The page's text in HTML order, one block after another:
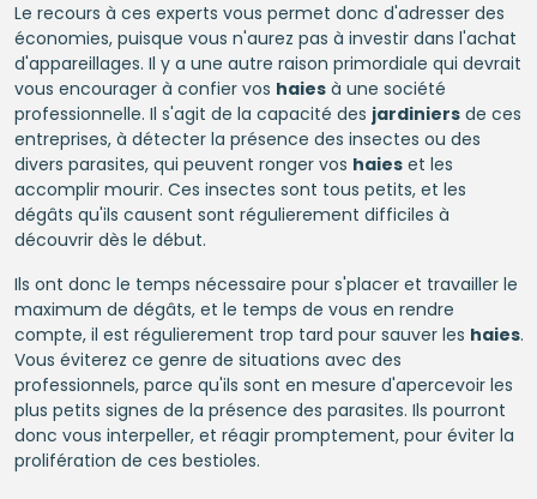
Le recours à ces experts vous permet donc d'adresser des
économies, puisque vous n'aurez pas à investir dans l'achat
d'appareillages. Il y a une autre raison primordiale qui devrait
vous encourager à confier vos haiesà une société
professionnelle. Il s'agit de la capacité des jardiniersde ces
entreprises, à détecter la présence des insectes ou des
divers parasites, qui peuvent ronger vos haieset les
accomplir mourir. Ces insectes sont tous petits, et les
dégâts qu'ils causent sont régulierement difficiles à
découvrir dès le début.
Ils ont donc le temps nécessaire pour s'placer et travailler le
maximum de dégâts, et le temps de vous en rendre
compte, il est régulierement trop tard pour sauver les haies.
Vous éviterez ce genre de situations avec des
professionnels, parce qu'ils sont en mesure d'apercevoir les
plus petits signes de la présence des parasites. Ils pourront
donc vous interpeller, et réagir promptement, pour éviter la
prolifération de ces bestioles.